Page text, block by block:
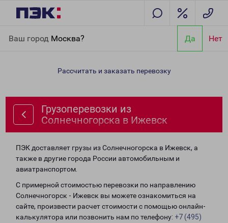
Ваш город Москва? Да Нет
Ижевск
Рассчитать и заказать перевозку
Грузоперевозки из
Солнечногорска в Ижевск
ПЭК доставляет грузы из Солнечногорска в Ижевск, а
также в другие города России автомобильным и
авиатранспортом.
С примерной стоимостью перевозки по направлению
Солнечногорск - Ижевск вы можете ознакомиться на
сайте, произвести расчет стоимости с помощью онлайн-
калькулятора или позвонить нам по телефону: +7 (495)